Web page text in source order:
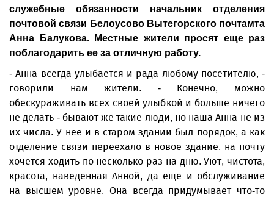
служебные обязанности начальник отделения
почтовой связи Белоусово Вытегорского почтамта
Анна Балукова. Местные жители просят еще раз
поблагодарить ее за отличную работу.
- Анна всегда улыбается и рада любому посетителю, -
говорили нам жители. - Конечно, можно
обескураживать всех своей улыбкой и больше ничего
не делать - бывают же такие люди, но наша Анна не из
их числа. У нее и в старом здании был порядок, а как
отделение связи переехало в новое здание, на почту
хочется ходить по несколько раз на дню. Уют, чистота,
красота, наведенная Анной, да еще и обслуживание
на высшем уровне. Она всегда придумывает что-то